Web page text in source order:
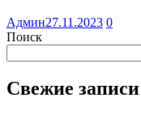
Админ27.11.2023 0
Поиск
Свежие записи